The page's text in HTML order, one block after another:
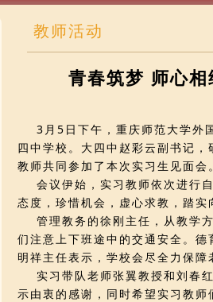
教师活动
青春筑梦 师心
3月5日下午，重庆师范大学外
四中学校。大四中赵彩云副书记
教师共同参加了本次实习生见面会。
会议伊始，实习教师依次进行自
态度，珍惜机会，虚心求教，踏实
管理教务的徐刚主任，从教学方
们注意上下班途中的交通安全。德
明祥主任表示，学校会尽全力保障
实习带队老师张翼教授和刘春红
示由衷的感谢，同时希望实习教师